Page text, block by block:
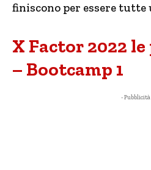
finiscono per essere tutte
X Factor 2022
– Bootcamp 1
- Pubblicità